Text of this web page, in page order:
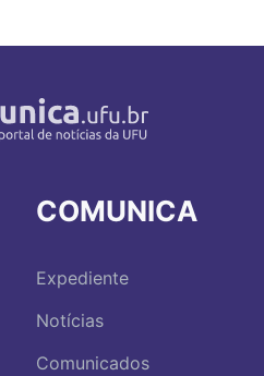
COMUNICA
Expediente
Notícias
Comunicados